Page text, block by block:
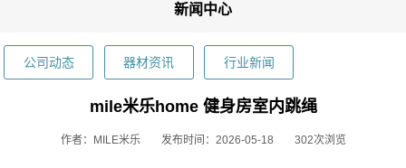
新闻中心
公司动态 器材资讯 行业新闻
mile米乐home 健身房室内跳绳
作者：MILE米乐 发布时间：2026-05-18 302次浏览